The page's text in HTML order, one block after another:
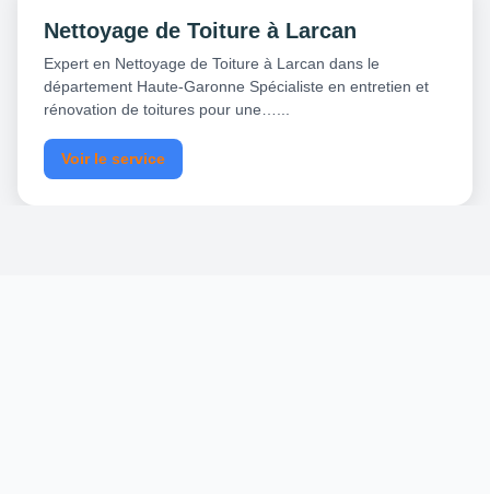
Nettoyage de Toiture à Larcan
Expert en Nettoyage de Toiture à Larcan dans le
département Haute-Garonne Spécialiste en entretien et
rénovation de toitures pour une…...
Voir le service